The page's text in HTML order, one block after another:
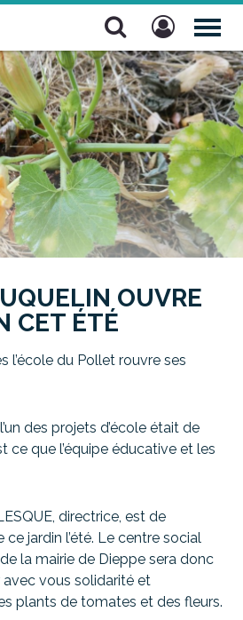
OUVRE
CET ÉTÉ
l’école du Pollet rouvre ses
des projets d’école était de
ce que l’équipe éducative et les
directrice, est de
jardin l’été. Le centre social
de la mairie de Dieppe sera donc
vous solidarité et
plants de tomates et des fleurs.